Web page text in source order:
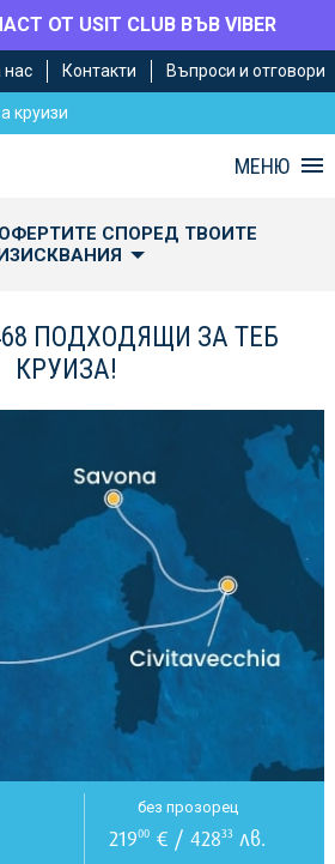
ОТ USIT CLUB ВЪВ VIBER
нас Контакти Въпроси и отговори
круизи
МЕНЮ
СПОРЕД ТВОИТЕ
ИЗИСКВАНИЯ
ПОДХОДЯЩИ ЗА ТЕБ
КРУИЗА!
без прозорец
21900 € / 42833 лв.